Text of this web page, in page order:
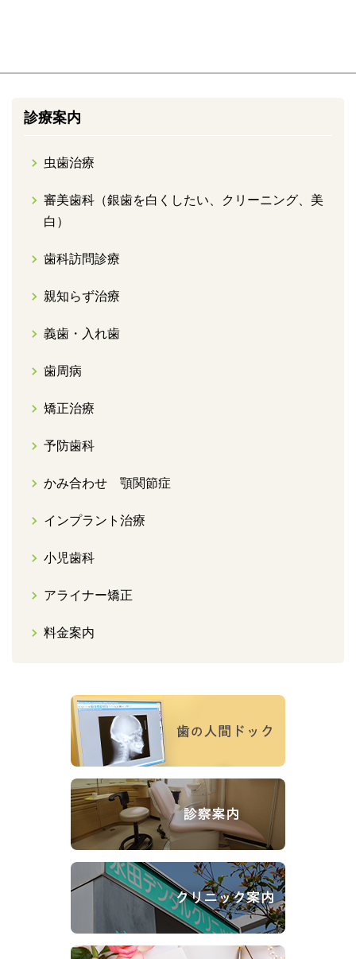
診療案内
虫歯治療
審美歯科（銀歯を白くしたい、クリーニング、美
白）
歯科訪問診療
親知らず治療
義歯・入れ歯
歯周病
矯正治療
予防歯科
かみ合わせ 顎関節症
インプラント治療
小児歯科
アライナー矯正
料金案内